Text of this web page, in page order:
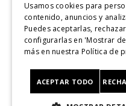
Centro De Ayuda
¿Dónde Viene Mi
Sigue tu compra
Ver Boleta / Ticket de
Giftcard
CyberMonday
Usamos cookies para
contenido, anuncios y
Puedes aceptarlas,
configurarlas en 'Mostrar
más en nuestra Política de
ACEPTAR TODO